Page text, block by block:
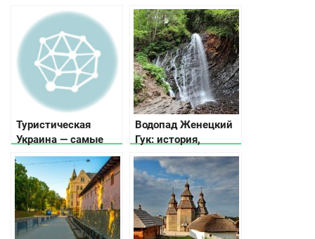
области: что
посмотреть и куда
поехать
Туристическая
Украина — самые
посещаемые места
и выдающиеся
памятки
Водопад Женецкий
Гук: история,
легенда, фото и
видео